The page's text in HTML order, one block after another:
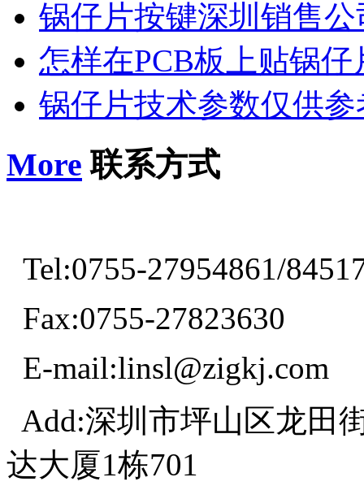
锅仔片按键深圳销售公
怎样在PCB板上贴锅仔
锅仔片技术参数仅供参
More 联系方式
Tel:0755-27954861/
Fax:0755-27823630
E-mail:linsl@zigkj.com
Add:深圳市坪山区龙田
达大厦1栋701